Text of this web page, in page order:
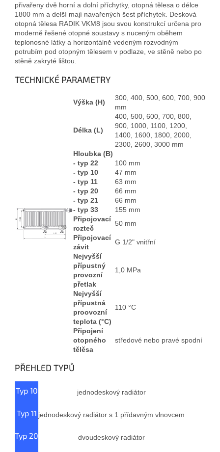
přivařeny dvě horní a dolní příchytky, otopná tělesa o délce
1800 mm a delší mají navařených šest příchytek. Desková
otopná tělesa RADIK VKM8 jsou svou konstrukcí určena pro
moderně řešené otopné soustavy s nuceným oběhem
teplonosné látky a horizontálně vedeným rozvodným
potrubím pod otopným tělesem v podlaze, ve stěně nebo po
stěně zakryté lištou.
TECHNICKÉ PARAMETRY
Výška (H)
300, 400, 500, 600, 700, 900
mm
Délka (L)
400, 500, 600, 700, 800,
900, 1000, 1100, 1200,
1400, 1600, 1800, 2000,
2300, 2600, 3000 mm
Hloubka (B)
- typ 22
100 mm
- typ 10
47 mm
- typ 11
63 mm
- typ 20
66 mm
- typ 21
66 mm
- typ 33
155 mm
Připojovací
rozteč
50 mm
Připojovací
závit
G 1/2" vnitřní
Nejvyšší
přípustný
provozní
přetlak
1,0 MPa
Nejvyšší
přípustná
proovozní
teplota (°C)
110 °C
Připojení
otopného
tělěsa
středové nebo pravé spodní
PŘEHLED TYPŮ
Typ 10 jednodeskový radiátor
Typ 11 jednodeskový radiátor s 1 přídavným vlnovcem
Typ 20 dvoudeskový radiátor